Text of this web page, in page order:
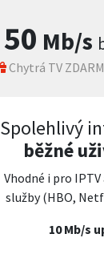
50 Mb/s
Chytrá TV
Spolehlivý
běžné
Vhodné i pro
služby (HBO,
10 Mb/s